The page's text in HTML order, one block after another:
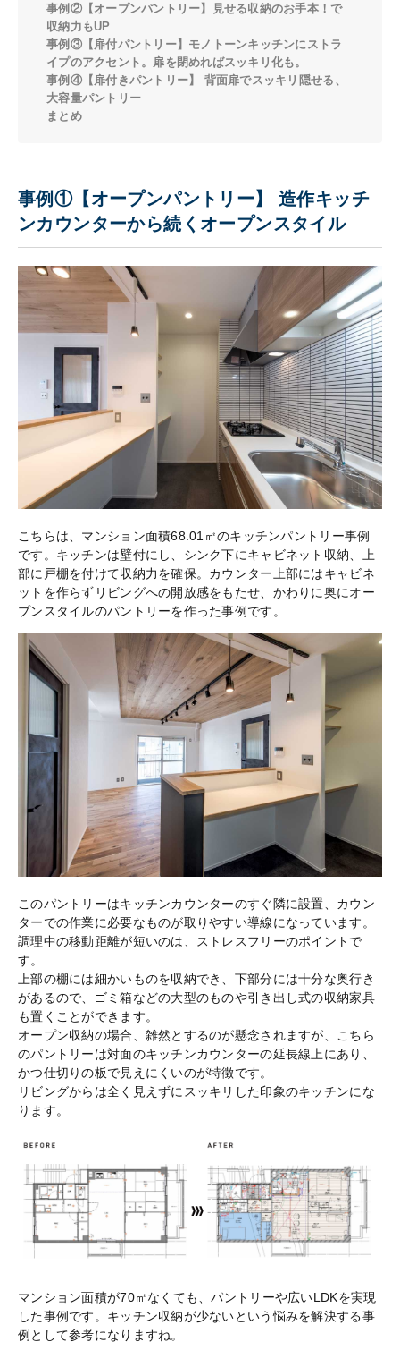
事例②【オープンパントリー】見せる収納のお手本！で
収納力もUP
事例③【扉付パントリー】モノトーンキッチンにストラ
イプのアクセント。扉を閉めればスッキリ化も。
事例④【扉付きパントリー】 背面扉でスッキリ隠せる、
大容量パントリー
まとめ
事例①【オープンパントリー】 造作キッチ
ンカウンターから続くオープンスタイル
こちらは、マンション面積68.01㎡のキッチンパントリー事例
です。キッチンは壁付にし、シンク下にキャビネット収納、上
部に戸棚を付けて収納力を確保。カウンター上部にはキャビネ
ットを作らずリビングへの開放感をもたせ、かわりに奥にオー
プンスタイルのパントリーを作った事例です。
このパントリーはキッチンカウンターのすぐ隣に設置、カウン
ターでの作業に必要なものが取りやすい導線になっています。
調理中の移動距離が短いのは、ストレスフリーのポイントで
す。
上部の棚には細かいものを収納でき、下部分には十分な奥行き
があるので、ゴミ箱などの大型のものや引き出し式の収納家具
も置くことができます。
オープン収納の場合、雑然とするのが懸念されますが、こちら
のパントリーは対面のキッチンカウンターの延長線上にあり、
かつ仕切りの板で見えにくいのが特徴です。
リビングからは全く見えずにスッキリした印象のキッチンにな
ります。
マンション面積が70㎡なくても、パントリーや広いLDKを実現
した事例です。キッチン収納が少ないという悩みを解決する事
例として参考になりますね。